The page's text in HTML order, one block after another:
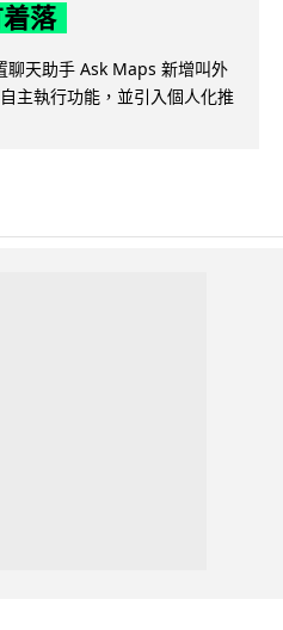
落
天助手 Ask Maps 新增叫外
主執行功能，並引入個人化推